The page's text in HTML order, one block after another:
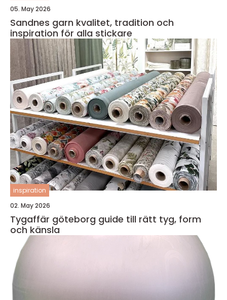
05. May 2026
Sandnes garn kvalitet, tradition och
inspiration för alla stickare
inspiration
02. May 2026
Tygaffär göteborg guide till rätt tyg, form
och känsla